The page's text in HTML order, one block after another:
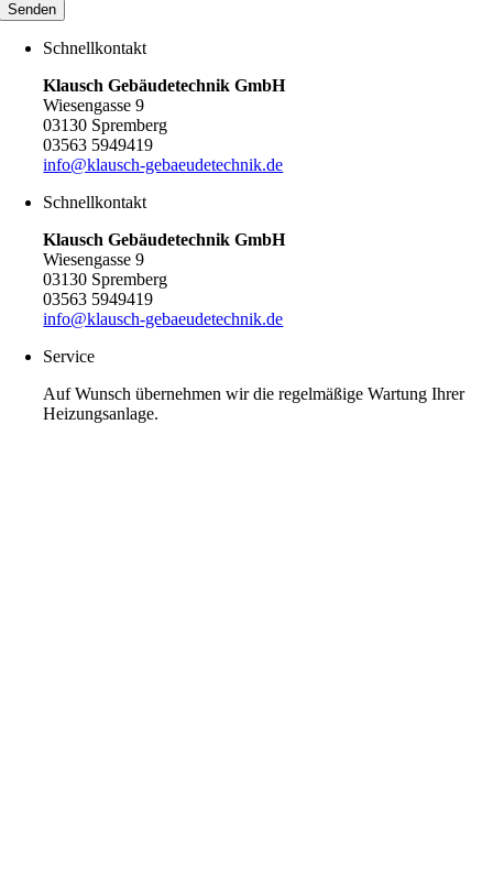
Senden
Schnellkontakt
Klausch Gebäudetechnik GmbH
Wiesengasse 9
03130 Spremberg
03563 5949419
info@klausch-gebaeudetechnik.de
Schnellkontakt
Klausch Gebäudetechnik GmbH
Wiesengasse 9
03130 Spremberg
03563 5949419
info@klausch-gebaeudetechnik.de
Service
Auf Wunsch übernehmen wir die regelmäßige Wartung Ihrer
Heizungsanlage.